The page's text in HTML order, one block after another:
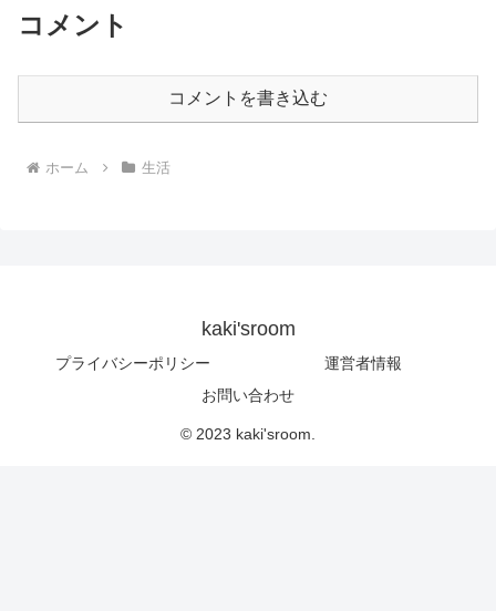
コメント
コメントを書き込む
ホーム 生活
kaki'sroom
プライバシーポリシー
運営者情報
お問い合わせ
© 2023 kaki'sroom.